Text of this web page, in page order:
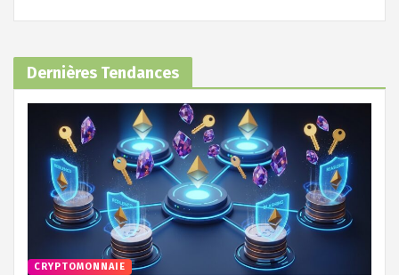
Dernières Tendances
CRYPTOMONNAIE